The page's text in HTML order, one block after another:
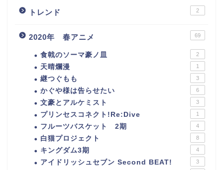
トレンド 2
2020年 春アニメ 69
食戟のソーマ豪ノ皿 2
天晴爛漫 1
継つぐもも 3
かぐや様は告らせたい 6
文豪とアルケミスト 3
プリンセスコネクト!Re:Dive 1
フルーツバスケット 2期 4
白猫プロジェクト 8
キングダム3期 4
アイドリッシュセブン Second BEAT! 3